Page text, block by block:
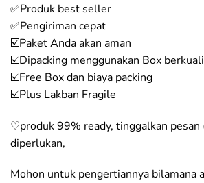
✅Produk best seller
✅Pengiriman cepat
☑️Paket Anda akan aman
☑️Dipacking menggunakan Box
☑️Free Box dan biaya packing
☑️Plus Lakban Fragile
♡produk 99% ready, tinggalkan pesan
diperlukan,
Mohon untuk pengertiannya bilamana